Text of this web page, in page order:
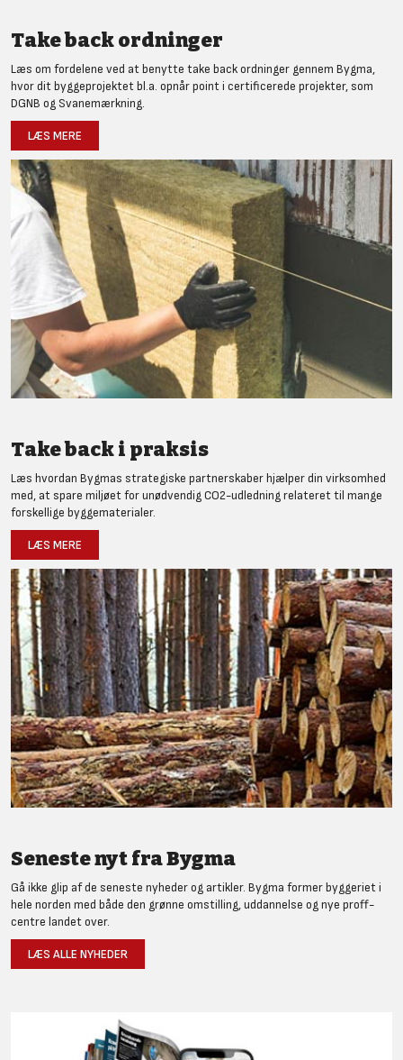
Take back ordninger
Læs om fordelene ved at benytte take back ordninger gennem Bygma,
hvor dit byggeprojektet bl.a. opnår point i certificerede projekter, som
DGNB og Svanemærkning.
LÆS MERE
Take back i praksis
Læs hvordan Bygmas strategiske partnerskaber hjælper din virksomhed
med, at spare miljøet for unødvendig CO2-udledning relateret til mange
forskellige byggematerialer.
LÆS MERE
Seneste nyt fra Bygma
Gå ikke glip af de seneste nyheder og artikler. Bygma former byggeriet i
hele norden med både den grønne omstilling, uddannelse og nye proff-
centre landet over.
LÆS ALLE NYHEDER